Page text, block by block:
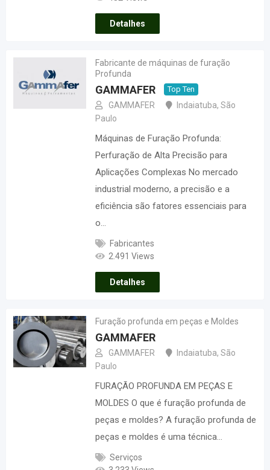
Detalhes
Fabricante de máquinas de furação
Profunda
GAMMAFER Top Ten
GAMMAFER Indaiatuba, São
Paulo
Máquinas de Furação Profunda:
Perfuração de Alta Precisão para
Aplicações Complexas No mercado
industrial moderno, a precisão e a
eficiência são fatores essenciais para
o…
Fabricantes
2.491 Views
Detalhes
Furação profunda em peças e Moldes
GAMMAFER
GAMMAFER Indaiatuba, São
Paulo
FURAÇÃO PROFUNDA EM PEÇAS E
MOLDES O que é furação profunda de
peças e moldes? A furação profunda de
peças e moldes é uma técnica…
Serviços